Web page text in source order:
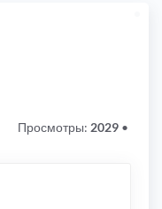
Просмотры: 2029 •